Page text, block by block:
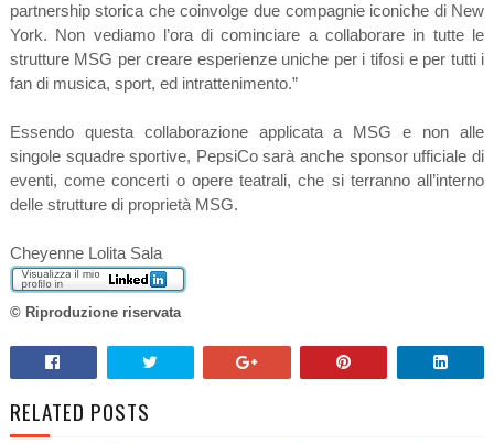
partnership storica che coinvolge due compagnie iconiche di New
York. Non vediamo l’ora di cominciare a collaborare in tutte le
strutture MSG per creare esperienze uniche per i tifosi e per tutti i
fan di musica, sport, ed intrattenimento.”
Essendo questa collaborazione applicata a MSG e non alle
singole squadre sportive, PepsiCo sarà anche sponsor ufficiale di
eventi, come concerti o opere teatrali, che si terranno all’interno
delle strutture di proprietà MSG.
Cheyenne Lolita Sala
© Riproduzione riservata
RELATED POSTS